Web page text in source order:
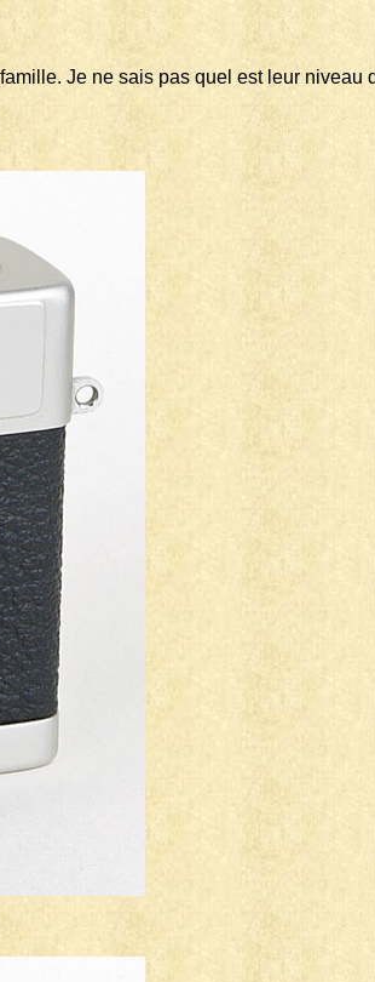
Je ne sais pas quel est leur